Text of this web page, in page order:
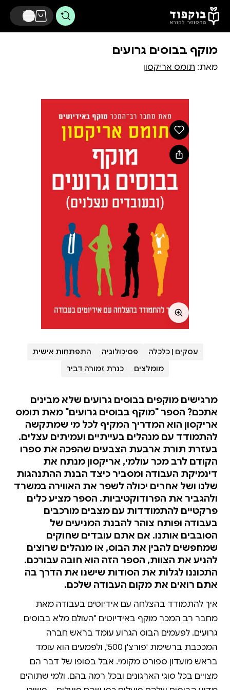
דלג לתוכן הראשי
מוקף בבוסים גרועים
מאת: תומס אריקסון
עסקים | כלכלה פסיכולוגיה
התפתחות אישית
מומלצים
כנרת זמורה דביר
מרגישים מוקפים בבוסים גרועים שלא מבינים
אתכם? הספר "מוקף בבוסים גרועים" מאת תומס
אריקסון הוא המדריך המקיף לכל מי שמתקשה
להתמודד עם מנהלים בעייתיים ועמיתים עצלים.
בעזרת תורת ארבעת הצבעים שהפכה את ספרו
הקודם לרב מכר עולמי, אריקסון מנתח את
דינמיקת העבודה ומסביר כיצד הבנת ההתנהגות
שלנו ושל אחרים יכולה לשפר את האווירה במשרד
ולהגביר את הפרודוקטיביות. הספר מציע כלים
פרקטיים להתמודדות עם מצבים מורכבים
בעבודה ופותח צוהר להבנת המניעים של
הסובבים אותנו. אם אתם עובדים שחוקים
שמחפשים להבין את הבוס, או מנהלים שרוצים
להניע את הצוות, הספר הזה הוא חובה עבורכם.
התכוננו לגלות את הסודות שישנו את הדרך בה
אתם רואים את מקום העבודה שלכם.
איך להתמודד בהצלחה עם אידיוטים בעבודה מאת
מחבר רב המכר מוקף באידיוטים "העולם מלא בבוסים
גרועים. לפעמים הבוס הגרוע עומד בראש חברה
המככבת ברשימת 'פורצ'ן 500', ולפמעים הוא עומד
בראש מועדון ספורט מקומי. אבל בסופו של דבר הם
מצויים בכל סוגי הארגונים ובכל רמה בהם. ולמי שתוהים